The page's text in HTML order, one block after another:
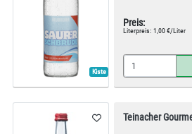
Kiste
Preis:
Literpreis: 1,00 €/Liter
Teinacher